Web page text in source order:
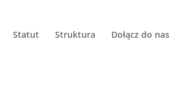
Statut Struktura Dołącz do nas